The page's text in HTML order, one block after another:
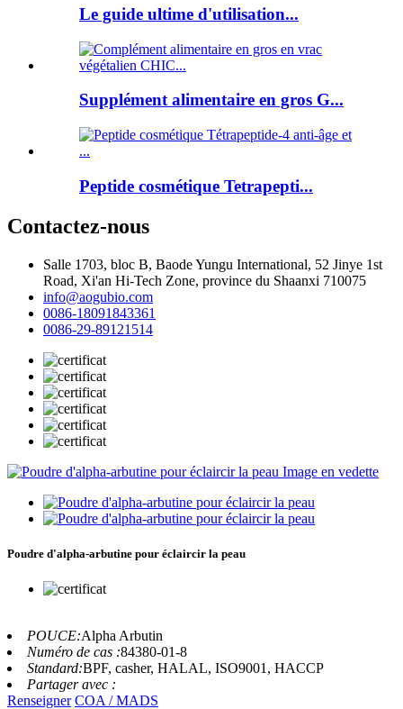
Le guide ultime d'utilisation...
Supplément alimentaire en gros G...
Peptide cosmétique Tetrapepti...
Contactez-nous
Salle 1703, bloc B, Baode Yungu International, 52 Jinye 1st
Road, Xi'an Hi-Tech Zone, province du Shaanxi 710075
info@aogubio.com
0086-18091843361
0086-29-89121514
Poudre d'alpha-arbutine pour éclaircir la peau
POUCE:Alpha Arbutin
Numéro de cas :84380-01-8
Standard:BPF, casher, HALAL, ISO9001, HACCP
Partager avec :
Renseigner COA / MADS